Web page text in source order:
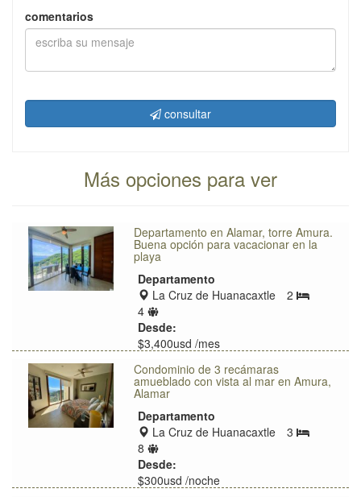
comentarios
consultar
Más opciones para ver
Departamento en Alamar, torre Amura.
Buena opción para vacacionar en la
playa
Departamento
Zona
de
ubicación
La Cruz de Huanacaxtle 2 Bedrooms
4
Límite
de
huéspedes
Desde:
$3,400usd /mes
Condominio de 3 recámaras
amueblado con vista al mar en Amura,
Alamar
Departamento
Zona
de
ubicación
La Cruz de Huanacaxtle 3 Bedrooms
8
Límite
de
huéspedes
Desde:
$300usd /noche